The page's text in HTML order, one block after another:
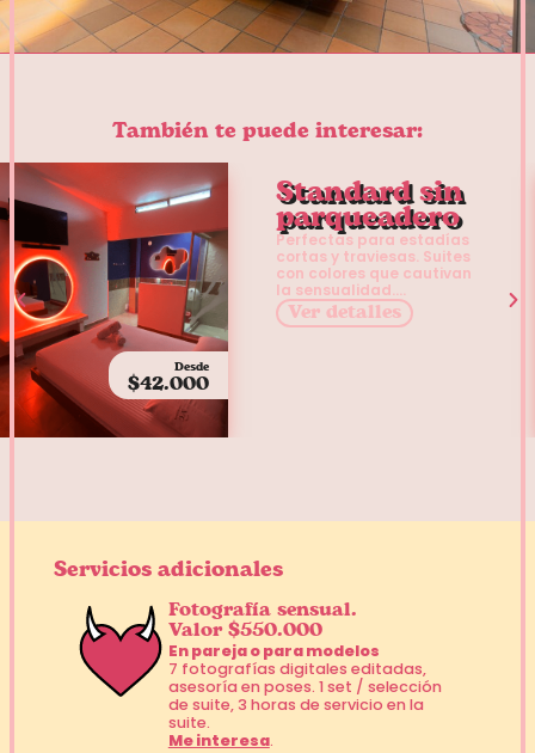
También te puede interesar:
Standard sin
parqueadero
Perfectas para estadías
cortas y traviesas. Suites
con colores que cautivan
la sensualidad....
Ver detalles
Desde
$42.000
Servicios adicionales
Fotografía sensual.
Valor $550.000
En pareja o para modelos
7 fotografías digitales editadas,
asesoría en poses. 1 set / selección
de suite, 3 horas de servicio en la
suite.
Me interesa.